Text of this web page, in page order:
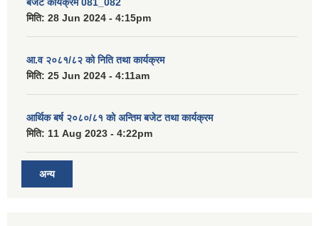
बजेट कार्यक्रम 081_082
मिति: 28 Jun 2024 - 4:15pm
आ.व २०८१/८२ को निति तथा कार्यक्रम
मिति: 25 Jun 2024 - 4:11am
आर्थिक बर्ष २०८०/८१ को अन्तिम बजेट तथा कार्यक्रम
मिति: 11 Aug 2023 - 4:22pm
अन्य